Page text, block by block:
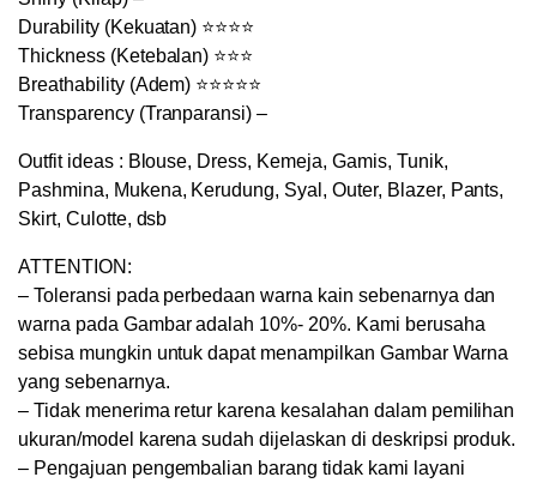
Durability (Kekuatan) ⭐⭐⭐⭐
Thickness (Ketebalan) ⭐⭐⭐
Breathability (Adem) ⭐⭐⭐⭐⭐
Transparency (Tranparansi) –
Outfit ideas : Blouse, Dress, Kemeja, Gamis, Tunik,
Pashmina, Mukena, Kerudung, Syal, Outer, Blazer, Pants,
Skirt, Culotte, dsb
ATTENTION:
– Toleransi pada perbedaan warna kain sebenarnya dan
warna pada Gambar adalah 10%- 20%. Kami berusaha
sebisa mungkin untuk dapat menampilkan Gambar Warna
yang sebenarnya.
– Tidak menerima retur karena kesalahan dalam pemilihan
ukuran/model karena sudah dijelaskan di deskripsi produk.
– Pengajuan pengembalian barang tidak kami layani